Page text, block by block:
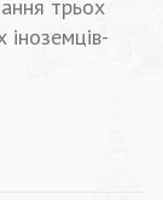
трьох